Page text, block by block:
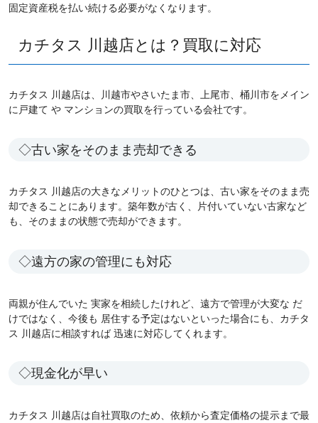
固定資産税を払い続ける必要がなくなります。
カチタス 川越店とは？買取に対応
カチタス 川越店は、川越市やさいたま市、上尾市、桶川市をメイン
に戸建て や マンションの買取を行っている会社です。
◇古い家をそのまま売却できる
カチタス 川越店の大きなメリットのひとつは、古い家をそのまま売
却できることにあります。築年数が古く、片付いていない古家など
も、そのままの状態で売却ができます。
◇遠方の家の管理にも対応
両親が住んでいた 実家を相続したけれど、遠方で管理が大変な だ
けではなく、今後も 居住する予定はないといった場合にも、カチタ
ス 川越店に相談すれば 迅速に対応してくれます。
◇現金化が早い
カチタス 川越店は自社買取のため、依頼から査定価格の提示まで最